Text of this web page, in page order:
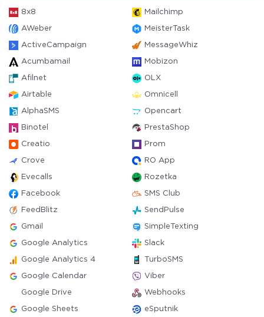
8x8 Mailchimp
AWeber MeisterTask
ActiveCampaign MessageWhiz
Acumbamail Mobizon
Afilnet OLX
Airtable Omnicell
AlphaSMS Opencart
Binotel PrestaShop
Creatio Prom
Crove RO App
Evecalls Rozetka
Facebook SMS Club
FeedBlitz SendPulse
Gmail SimpleTexting
Google Analytics Slack
Google Analytics 4 TurboSMS
Google Calendar Viber
Google Drive Webhooks
Google Sheets eSputnik